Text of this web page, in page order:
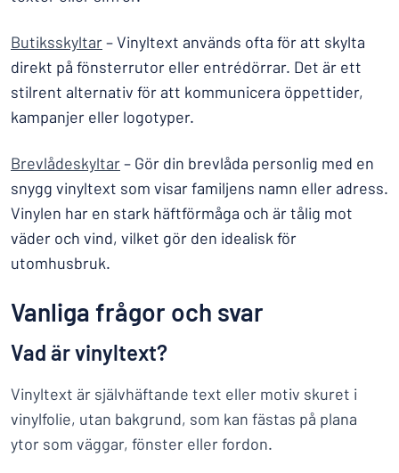
Butiksskyltar– Vinyltext används ofta för att skylta
direkt på fönsterrutor eller entrédörrar. Det är ett
stilrent alternativ för att kommunicera öppettider,
kampanjer eller logotyper.
Brevlådeskyltar– Gör din brevlåda personlig med en
snygg vinyltext som visar familjens namn eller adress.
Vinylen har en stark häftförmåga och är tålig mot
väder och vind, vilket gör den idealisk för
utomhusbruk.
Vanliga frågor och svar
Vad är vinyltext?
Vinyltext är självhäftande text eller motiv skuret i
vinylfolie, utan bakgrund, som kan fästas på plana
ytor som väggar, fönster eller fordon.